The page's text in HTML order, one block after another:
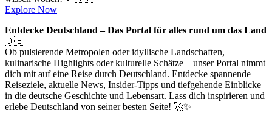
Explore Now
Entdecke Deutschland – Das Portal für alles rund um das Land
🇩🇪
Ob pulsierende Metropolen oder idyllische Landschaften,
kulinarische Highlights oder kulturelle Schätze – unser Portal nimmt
dich mit auf eine Reise durch Deutschland. Entdecke spannende
Reiseziele, aktuelle News, Insider-Tipps und tiefgehende Einblicke
in die deutsche Geschichte und Lebensart. Lass dich inspirieren und
erlebe Deutschland von seiner besten Seite! 🚀✨